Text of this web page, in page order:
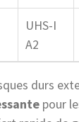
UHS-I
A2
durs
pour